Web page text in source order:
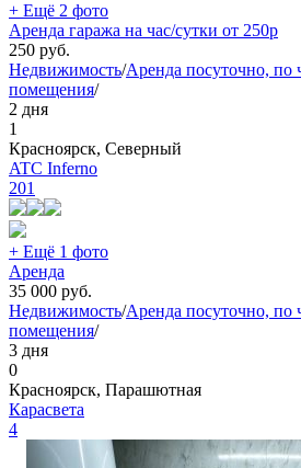
+ Ещё 2 фото
Аренда гаража на час/сутки от 250р
250 руб.
Недвижимость/Аренда посуточно, по
помещения/
2 дня
1
Красноярск, Северный
ATC Inferno
201
+ Ещё 1 фото
Аренда
35 000 руб.
Недвижимость/Аренда посуточно, по
помещения/
3 дня
0
Красноярск, Парашютная
Карасвета
4